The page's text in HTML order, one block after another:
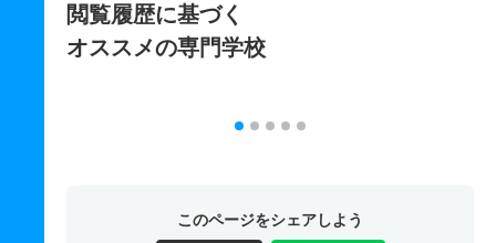
閲覧履歴に基づく
オススメの専門学校
このページをシェアしよう